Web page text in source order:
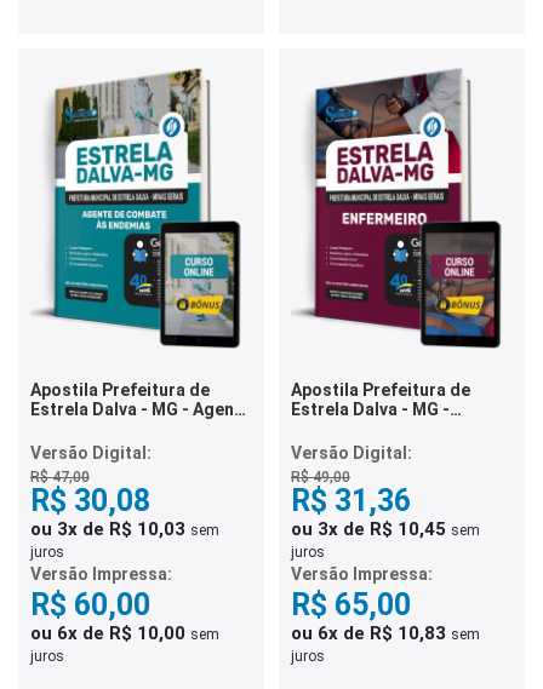
Apostila Prefeitura de
Estrela Dalva - MG - Agente
Versão Digital:
R$ 47,00
R$ 30,08
ou 3x de R$ 10,03 sem
juros
Versão Impressa:
R$ 60,00
ou 6x de R$ 10,00 sem
juros
Apostila Prefeitura de
Estrela Dalva - MG -
Versão Digital:
R$ 49,00
R$ 31,36
ou 3x de R$ 10,45 sem
juros
Versão Impressa:
R$ 65,00
ou 6x de R$ 10,83 sem
juros